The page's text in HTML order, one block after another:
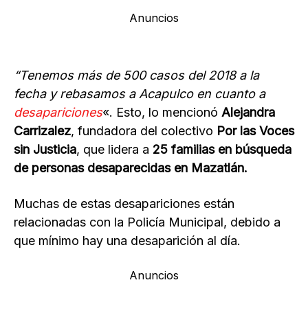
Anuncios
“Tenemos más de 500 casos del 2018 a la
fecha y rebasamos a Acapulco en cuanto a
desapariciones«. Esto, lo mencionó Alejandra
Carrizalez, fundadora del colectivo Por las Voces
sin Justicia, que lidera a 25 familias en búsqueda
de personas desaparecidas en Mazatlán.
Muchas de estas desapariciones están
relacionadas con la Policía Municipal, debido a
que mínimo hay una desaparición al día.
Anuncios